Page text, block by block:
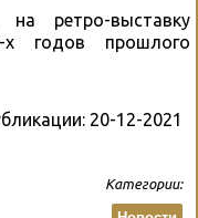
ретро-выставку
х годов прошлого
20-12-2021
Категории: